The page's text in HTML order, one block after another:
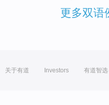
更多双语
关于有道 Investors 有道智选